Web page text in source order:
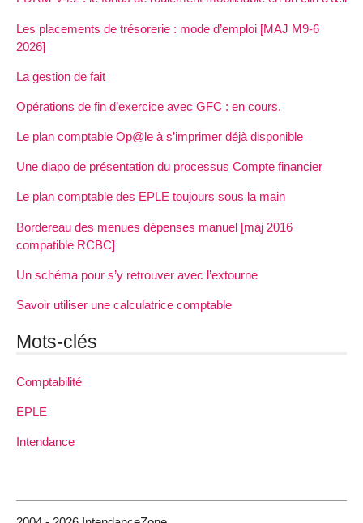
Les placements de trésorerie : mode d’emploi [MAJ M9-6
2026]
La gestion de fait
Opérations de fin d’exercice avec GFC : en cours.
Le plan comptable Op@le à s’imprimer déjà disponible
Une diapo de présentation du processus Compte financier
Le plan comptable des EPLE toujours sous la main
Bordereau des menues dépenses manuel [màj 2016
compatible RCBC]
Un schéma pour s’y retrouver avec l’extourne
Savoir utiliser une calculatrice comptable
Mots-clés
Comptabilité
EPLE
Intendance